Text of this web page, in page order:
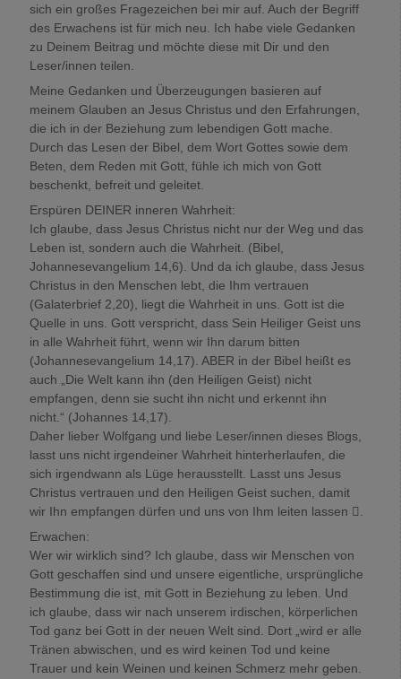
sich ein großes Fragezeichen bei mir auf. Auch der Begriff
des Erwachens ist für mich neu. Ich habe viele Gedanken
zu Deinem Beitrag und möchte diese mit Dir und den
Leser/innen teilen.
Meine Gedanken und Überzeugungen basieren auf
meinem Glauben an Jesus Christus und den Erfahrungen,
die ich in der Beziehung zum lebendigen Gott mache.
Durch das Lesen der Bibel, dem Wort Gottes sowie dem
Beten, dem Reden mit Gott, fühle ich mich von Gott
beschenkt, befreit und geleitet.
Erspüren DEINER inneren Wahrheit:
Ich glaube, dass Jesus Christus nicht nur der Weg und das
Leben ist, sondern auch die Wahrheit. (Bibel,
Johannesevangelium 14,6). Und da ich glaube, dass Jesus
Christus in den Menschen lebt, die Ihm vertrauen
(Galaterbrief 2,20), liegt die Wahrheit in uns. Gott ist die
Quelle in uns. Gott verspricht, dass Sein Heiliger Geist uns
in alle Wahrheit führt, wenn wir Ihn darum bitten
(Johannesevangelium 14,17). ABER in der Bibel heißt es
auch „Die Welt kann ihn (den Heiligen Geist) nicht
empfangen, denn sie sucht ihn nicht und erkennt ihn
nicht.“ (Johannes 14,17).
Daher lieber Wolfgang und liebe Leser/innen dieses Blogs,
lasst uns nicht irgendeiner Wahrheit hinterherlaufen, die
sich irgendwann als Lüge herausstellt. Lasst uns Jesus
Christus vertrauen und den Heiligen Geist suchen, damit
wir Ihn empfangen dürfen und uns von Ihm leiten lassen .
Erwachen:
Wer wir wirklich sind? Ich glaube, dass wir Menschen von
Gott geschaffen sind und unsere eigentliche, ursprüngliche
Bestimmung die ist, mit Gott in Beziehung zu leben. Und
ich glaube, dass wir nach unserem irdischen, körperlichen
Tod ganz bei Gott in der neuen Welt sind. Dort „wird er alle
Tränen abwischen, und es wird keinen Tod und keine
Trauer und kein Weinen und keinen Schmerz mehr geben.